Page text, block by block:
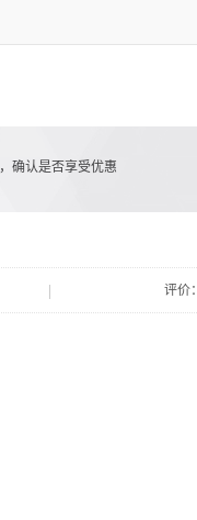
，确认是否享受优惠
评价：